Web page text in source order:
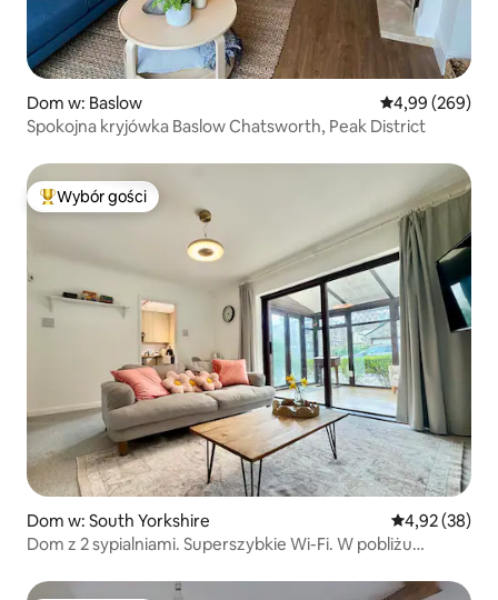
Dom w: Baslow Średnia
4,99 (269)
Spokojna kryjówka Baslow Chatsworth, Peak District
Najpopularniejsze z kategorii Wybór gości
Wybór gości
Dom w: South Yorkshire Średnia
4,92 (38)
Dom z 2 sypialniami. Superszybkie Wi-Fi. W pobliżu